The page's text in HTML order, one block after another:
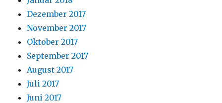
Dezember 2017
November 2017
Oktober 2017
September 2017
August 2017
Juli 2017
Juni 2017